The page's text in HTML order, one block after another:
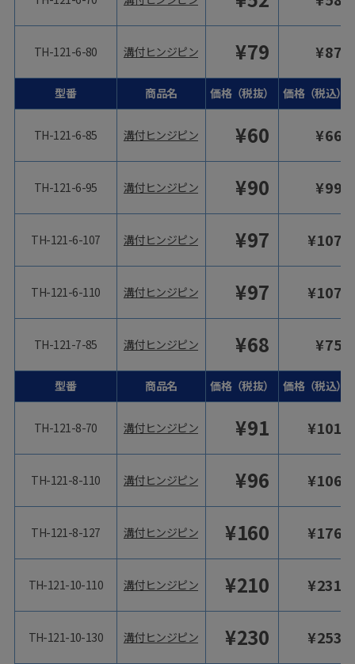
TH-121-6-80
型番
TH-121-6-85
TH-121-6-95
TH-121-6-107
TH-121-6-110
TH-121-7-85
型番
TH-121-8-70
TH-121-8-110
TH-121-8-127
TH-121-10-110
TH-121-10-130
溝付ヒンジピン ¥79 ¥87
商品名 価格（税抜） 価格（税込）
溝付ヒンジピン ¥60 ¥66
溝付ヒンジピン ¥90 ¥99
溝付ヒンジピン ¥97 ¥107
溝付ヒンジピン ¥97 ¥107
溝付ヒンジピン ¥68 ¥75
商品名 価格（税抜） 価格（税込）
溝付ヒンジピン ¥91 ¥101
溝付ヒンジピン ¥96 ¥106
溝付ヒンジピン ¥160 ¥176
溝付ヒンジピン ¥210 ¥231
溝付ヒンジピン ¥230 ¥253